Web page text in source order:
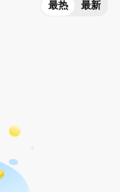
最热 最新